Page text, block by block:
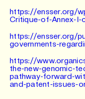
https://ensser.org/
Critique-of-Annex-
https://ensser.org/
governments-
https://
the-new-genomic-
pathway-forward-
and-patent-issues-